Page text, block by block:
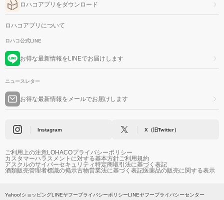
ロハコアプリをダウンロード
ロハコアプリについて
ロハコ公式LINE
お得な最新情報をLINEでお届けします
ニュースレター
お得な最新情報をメールでお届けします
Instagram X（旧Twitter）
ご利用上の注意LOHACOプライバシーポリシー
カスタマーハラスメントに対する基本方針ご利用規約
アスクルのサイバーセキュリティ特定商取引法に基づく表記
酒類販売管理者標識の掲示古物営業法に基づく表記医薬品の販売に関する表示
Yahoo!ショッピングLINEヤフープライバシーポリシーLINEヤフープライバシーセンター